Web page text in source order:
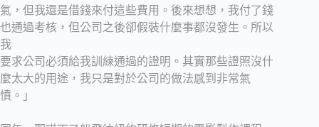
氣，但我還是借錢來付這些費用。後來想想，我付了錢
也通過考核，但公司之後卻假裝什麼事都沒發生。所以
我
要求公司必須給我訓練通過的證明。其實那些證照沒什
麼太大的用途，我只是對於公司的做法感到非常氣
憤。」